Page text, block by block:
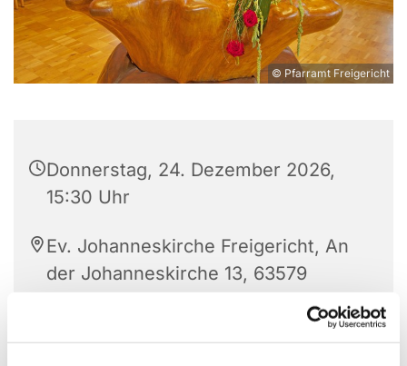
© Pfarramt Freigericht
Donnerstag, 24. Dezember 2026,
15:30 Uhr
Ev. Johanneskirche Freigericht, An
der Johanneskirche 13, 63579
Anke Breidenbach